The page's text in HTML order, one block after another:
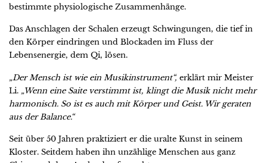
bestimmte physiologische Zusammenhänge.
Das Anschlagen der Schalen erzeugt Schwingungen, die tief in
den Körper eindringen und Blockaden im Fluss der
Lebensenergie, dem Qi, lösen.
„Der Mensch ist wie ein Musikinstrument“, erklärt mir Meister
Li. „Wenn eine Saite verstimmt ist, klingt die Musik nicht mehr
harmonisch. So ist es auch mit Körper und Geist. Wir geraten
aus der Balance.“
Seit über 50 Jahren praktiziert er die uralte Kunst in seinem
Kloster. Seitdem haben ihn unzählige Menschen aus ganz